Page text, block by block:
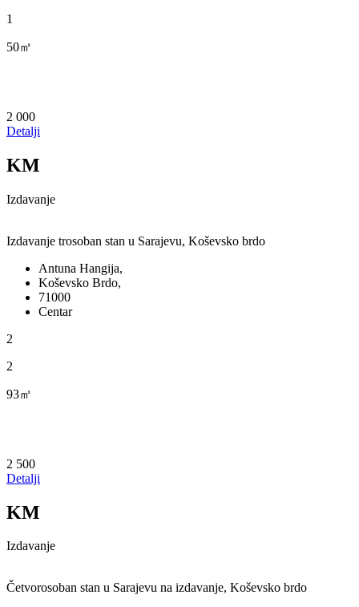
1
50㎡
2 000
Detalji
KM
Izdavanje
Izdavanje trosoban stan u Sarajevu, Koševsko brdo
Antuna Hangija,
Koševsko Brdo,
71000
Centar
2
2
93㎡
2 500
Detalji
KM
Izdavanje
Četvorosoban stan u Sarajevu na izdavanje, Koševsko brdo